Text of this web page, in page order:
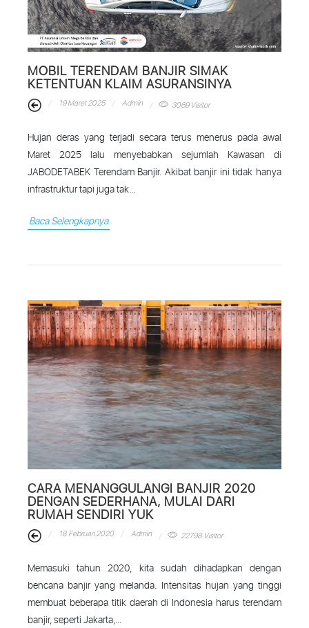
MOBIL TERENDAM BANJIR SIMAK
KETENTUAN KLAIM ASURANSINYA
19 Maret 2025 Admin 3069 Visitor
Hujan deras yang terjadi secara terus menerus pada awal
Maret 2025 lalu menyebabkan sejumlah Kawasan di
JABODETABEK Terendam Banjir. Akibat banjir ini tidak hanya
infrastruktur tapi juga tak...
Baca Selengkapnya
CARA MENANGGULANGI BANJIR 2020
DENGAN SEDERHANA, MULAI DARI
RUMAH SENDIRI YUK
18 Februari 2020 Admin 22798 Visitor
Memasuki tahun 2020, kita sudah dihadapkan dengan
bencana banjir yang melanda. Intensitas hujan yang tinggi
membuat beberapa titik daerah di Indonesia harus terendam
banjir, seperti Jakarta,...